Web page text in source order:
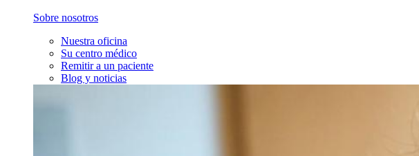
Sobre nosotros
Nuestra oficina
Su centro médico
Remitir a un paciente
Blog y noticias